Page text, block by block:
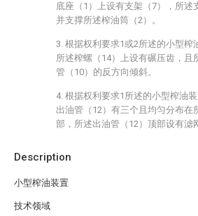
Description
小型榨油装置
技术领域
底座（1）上设有支架（7），所述
并支撑所述榨油筒（2）。
3. 根据权利要求1或2所述的小型榨
所述榨螺（14）上设有碾压齿，且
管（10）的反方向倾斜。
4. 根据权利要求1所述的小型榨油
出油管（12）有三个且均匀分布在
部，所述出油管（12）顶部设有滤